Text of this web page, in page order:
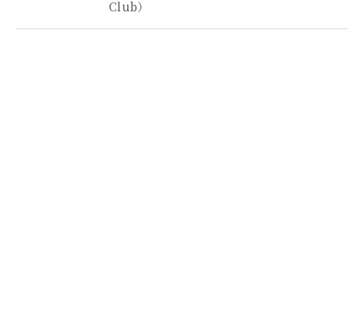
Club）